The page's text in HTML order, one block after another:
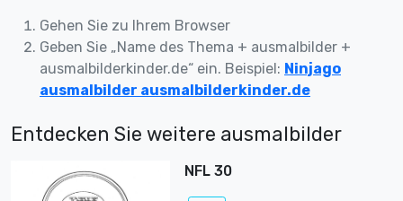
Gehen Sie zu Ihrem Browser
Geben Sie „Name des Thema + ausmalbilder +
ausmalbilderkinder.de“ ein. Beispiel: Ninjago
ausmalbilder ausmalbilderkinder.de
Entdecken Sie weitere ausmalbilder
NFL 30